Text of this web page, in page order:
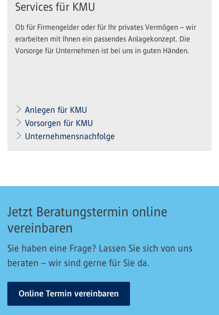
Services für KMU
Ob für Firmengelder oder für Ihr privates Vermögen – wir
erarbeiten mit Ihnen ein passendes Anlagekonzept. Die
Vorsorge für Unternehmen ist bei uns in guten Händen.
Anlegen für KMU
Vorsorgen für KMU
Unternehmensnachfolge
Jetzt Beratungstermin online
vereinbaren
Sie haben eine Frage? Lassen Sie sich von uns
beraten – wir sind gerne für Sie da.
Online Termin vereinbaren